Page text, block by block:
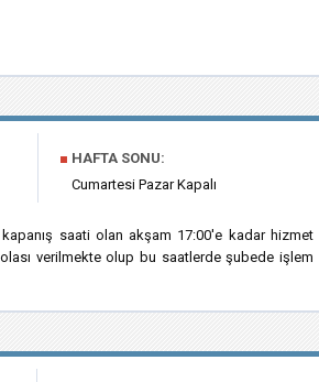
■ HAFTA SONU:
Cumartesi Pazar Kapalı
saati olan akşam 17:00'e kadar hizmet
verilmekte olup bu saatlerde şubede işlem